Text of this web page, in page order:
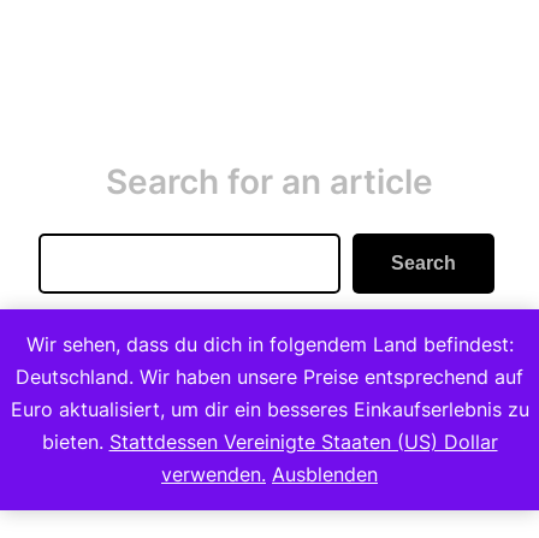
Search for an article
Search
Copyright 2023
Wir sehen, dass du dich in folgendem Land befindest:
Deutschland. Wir haben unsere Preise entsprechend auf
Euro aktualisiert, um dir ein besseres Einkaufserlebnis zu
bieten. Stattdessen Vereinigte Staaten (US) Dollar
verwenden. Ausblenden